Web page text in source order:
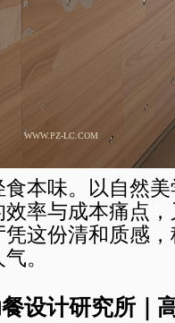
WWW.PZ-LC.COM
本味。以自然
率与成本痛点
这份清和质感
。
设计研究所｜